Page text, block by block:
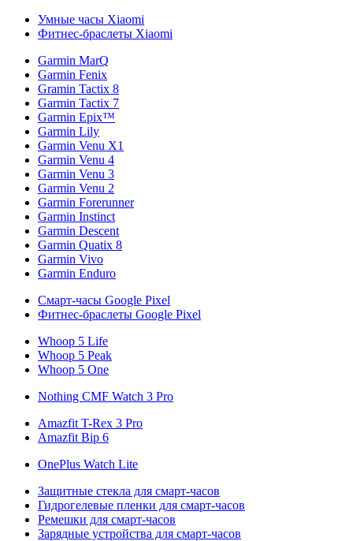
Умные часы Xiaomi
Фитнес-браслеты Xiaomi
Garmin MarQ
Garmin Fenix
Gramin Tactix 8
Garmin Tactix 7
Garmin Epix™
Garmin Lily
Garmin Venu X1
Garmin Venu 4
Garmin Venu 3
Garmin Venu 2
Garmin Forerunner
Garmin Instinct
Garmin Descent
Garmin Quatix 8
Garmin Vivo
Garmin Enduro
Смарт-часы Google Pixel
Фитнес-браслеты Google Pixel
Whoop 5 Life
Whoop 5 Peak
Whoop 5 One
Nothing CMF Watch 3 Pro
Amazfit T-Rex 3 Pro
Amazfit Bip 6
OnePlus Watch Lite
Защитные стекла для смарт-часов
Гидрогелевые пленки для смарт-часов
Ремешки для смарт-часов
Зарядные устройства для смарт-часов